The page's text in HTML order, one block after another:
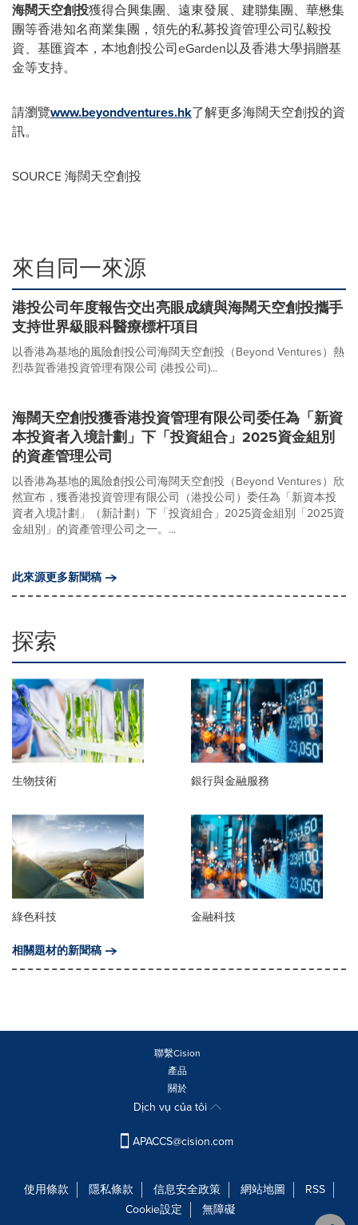
海闊天空創投獲得合興集團、遠東發展、建聯集團、華懋集
團等香港知名商業集團，領先的私募投資管理公司弘毅投
資、基匯資本，本地創投公司eGarden以及香港大學捐贈基
金等支持。
請瀏覽www.beyondventures.hk了解更多海闊天空創投的資
訊。
SOURCE 海闊天空創投
來自同一來源
港投公司年度報告交出亮眼成績與海闊天空創投攜手
支持世界級眼科醫療標杆項目
以香港為基地的風險創投公司海闊天空創投（Beyond Ventures）熱
烈恭賀香港投資管理有限公司 (港投公司)...
海闊天空創投獲香港投資管理有限公司委任為「新資
本投資者入境計劃」下「投資組合」2025資金組別
的資產管理公司
以香港為基地的風險創投公司海闊天空創投（Beyond Ventures）欣
然宣布，獲香港投資管理有限公司（港投公司）委任為「新資本投
資者入境計劃」（新計劃）下「投資組合」2025資金組別「2025資
金組別」的資產管理公司之一。...
此來源更多新聞稿
探索
生物技術 銀行與金融服務
綠色科技
金融科技
相關題材的新聞稿
聯繫Cision
產品
關於
Dịch vụ của tôi
APACCS@cision.com
使用條款 隱私條款 信息安全政策 網站地圖
RSS
Cookie設定
無障礙